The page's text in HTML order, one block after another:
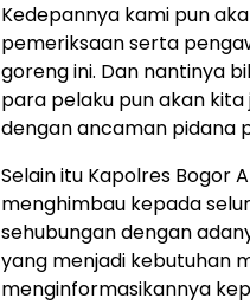
Kedepannya kami pun
pemeriksaan serta
goreng ini. Dan nantinya
para pelaku pun akan kita
dengan ancaman pidana
Selain itu Kapolres Bogor
menghimbau kepada
sehubungan dengan
yang menjadi kebutuhan
menginformasikannya